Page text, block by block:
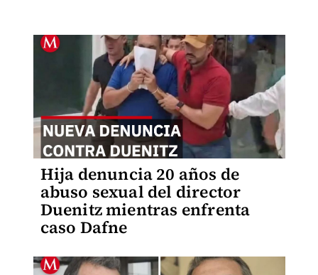
Hija denuncia 20 años de
abuso sexual del director
Duenitz mientras enfrenta
caso Dafne